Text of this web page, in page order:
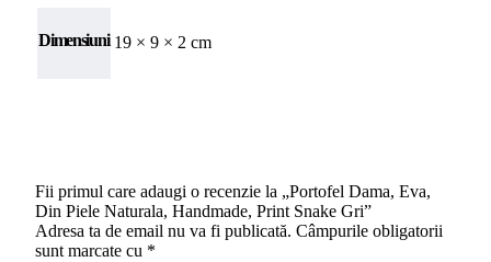
Dimensiuni 19 × 9 × 2 cm
Fii primul care adaugi o recenzie la „Portofel Dama, Eva,
Din Piele Naturala, Handmade, Print Snake Gri”
Adresa ta de email nu va fi publicată. Câmpurile obligatorii
sunt marcate cu *